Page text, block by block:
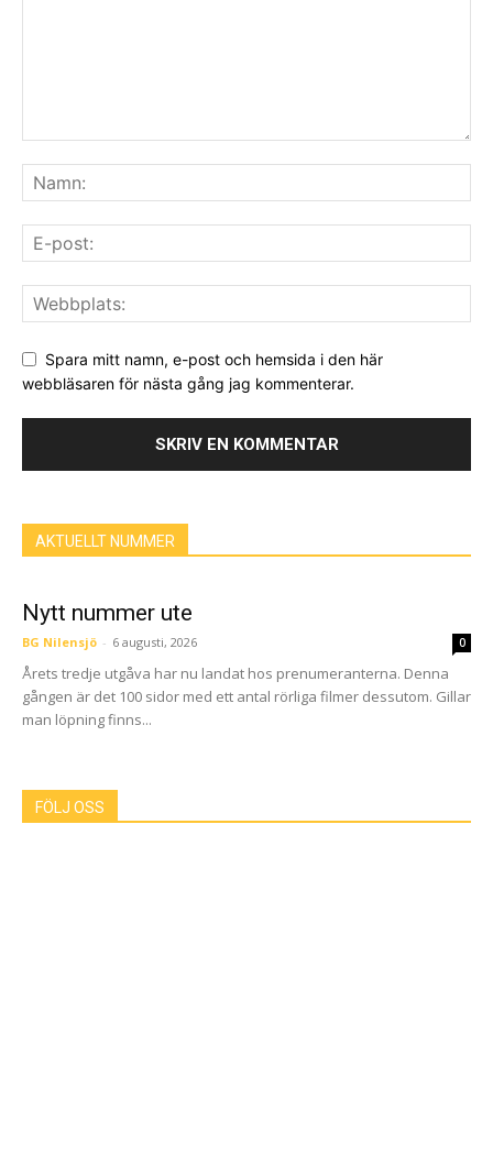
Spara mitt namn, e-post och hemsida i den här
webbläsaren för nästa gång jag kommenterar.
AKTUELLT NUMMER
Nytt nummer ute
BG Nilensjö - 6 augusti, 2026 0
Årets tredje utgåva har nu landat hos prenumeranterna. Denna
gången är det 100 sidor med ett antal rörliga filmer dessutom. Gillar
man löpning finns...
FÖLJ OSS